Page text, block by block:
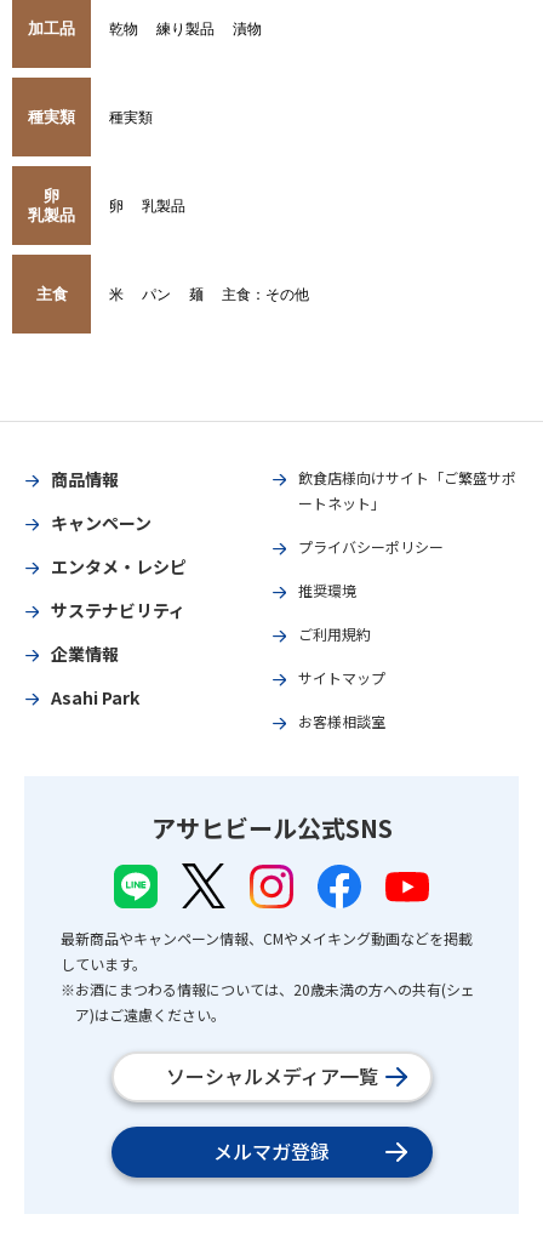
加工品 乾物 練り製品 漬物
種実類 種実類
卵
乳製品
卵 乳製品
主食 米 パン 麺 主食：その他
商品情報
キャンペーン
エンタメ・レシピ
サステナビリティ
企業情報
Asahi Park
飲食店様向けサイト「ご繁盛サポ
ートネット」
プライバシーポリシー
推奨環境
ご利用規約
サイトマップ
お客様相談室
アサヒビール公式SNS
最新商品やキャンペーン情報、CMやメイキング動画などを掲載
しています。
※お酒にまつわる情報については、20歳未満の方への共有(シェ
ア)はご遠慮ください。
ソーシャルメディア一覧
メルマガ登録